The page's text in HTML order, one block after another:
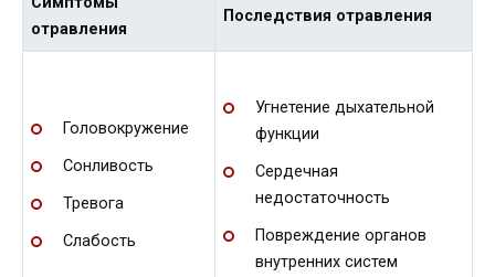
отравления
Последствия отравления
Головокружение
Сонливость
Тревога
Слабость
Угнетение дыхательной
функции
Сердечная
недостаточность
Повреждение органов
внутренних систем